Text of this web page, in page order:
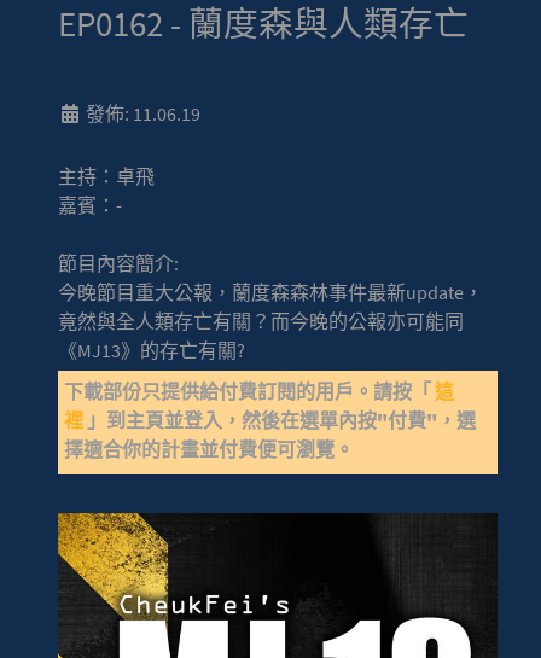
EP0162 - 蘭度森與人類存亡
發佈: 11.06.19
主持：卓飛
嘉賓：-
節目內容簡介:
今晚節目重大公報，蘭度森森林事件最新update，
竟然與全人類存亡有關？而今晚的公報亦可能同
《MJ13》的存亡有關?
下載部份只提供給付費訂閱的用戶。請按「這
裡 」到主頁並登入，然後在選單內按"付費"，選
擇適合你的計畫並付費便可瀏覽。